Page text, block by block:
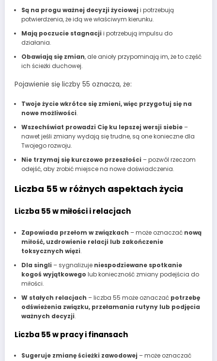
Są na progu ważnej decyzji życiowej i potrzebują
potwierdzenia, że idą we właściwym kierunku.
Mają poczucie stagnacji i potrzebują impulsu do
działania.
Obawiają się zmian, ale anioły przypominają im, że to część
ich ścieżki duchowej.
Pojawienie się liczby 55 oznacza, że:
Twoje życie wkrótce się zmieni, więc przygotuj się na
nowe możliwości.
Wszechświat prowadzi Cię ku lepszej wersji siebie–
nawet jeśli zmiany wydają się trudne, są one konieczne dla
Twojego rozwoju.
Nie trzymaj się kurczowo przeszłości – pozwól rzeczom
odejść, aby zrobić miejsce na nowe doświadczenia.
Liczba 55 w różnych aspektach życia
Liczba 55 w miłości i relacjach
Zapowiada przełom w związkach – może oznaczać nową
miłość, uzdrowienie relacji lub zakończenie
toksycznych więzi.
Dla singli – sygnalizuje niespodziewane spotkanie
kogoś wyjątkowego lub konieczność zmiany podejścia do
miłości.
W stałych relacjach – liczba 55 może oznaczać potrzebę
odświeżenia związku, przełamania rutyny lub podjęcia
ważnych decyzji.
Liczba 55 w pracy i finansach
Sugeruje zmianę ścieżki zawodowej – może oznaczać